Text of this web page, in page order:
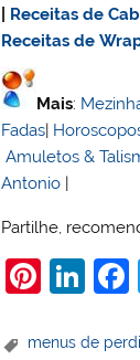
Receitas de
Receitas de
Mais:
Fadas|
Amuletos &
Antonio |
Partilhe,
Pi
er
Li
k
menus de